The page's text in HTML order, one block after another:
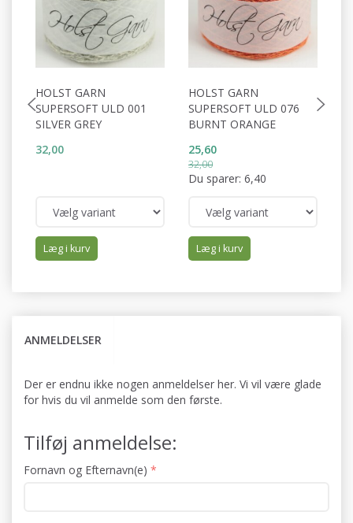
HOLST GARN
SUPERSOFT ULD 001
SILVER GREY
32,00
Læg i kurv
HOLST GARN
SUPERSOFT ULD 076
BURNT ORANGE
25,60
32,00
Du sparer: 6,40
Læg i kurv
ANMELDELSER
Der er endnu ikke nogen anmeldelser her. Vi vil være glade
for hvis du vil anmelde som den første.
Tilføj anmeldelse:
Fornavn og Efternavn(e)